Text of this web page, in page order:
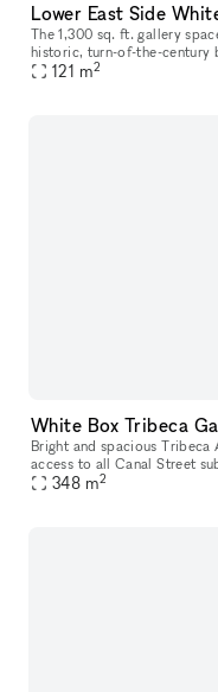
Lower East Side
The 1,300 sq. ft. gallery
historic, turn-of-the-century
Manhattan’s Lower East
121 m2
White Box Tribeca
Bright and spacious
access to all Canal Street subway stations.
348 m2